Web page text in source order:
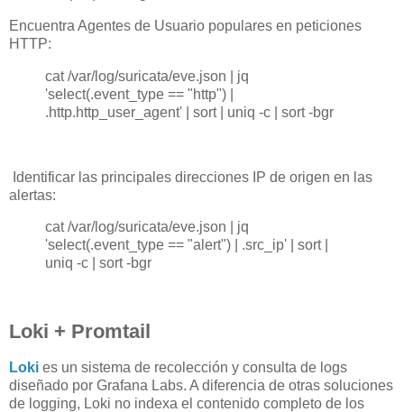
Encuentra Agentes de Usuario populares en peticiones
HTTP:
cat /var/log/suricata/eve.json | jq
'select(.event_type == "http") |
.http.http_user_agent' | sort | uniq -c | sort -bgr
Identificar las principales direcciones IP de origen en las
alertas:
cat /var/log/suricata/eve.json | jq
'select(.event_type == "alert") | .src_ip' | sort |
uniq -c | sort -bgr
Loki + Promtail
Loki es un sistema de recolección y consulta de logs
diseñado por Grafana Labs. A diferencia de otras soluciones
de logging, Loki no indexa el contenido completo de los